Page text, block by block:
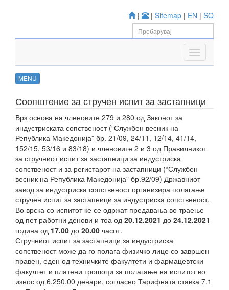
| | Sitemap | EN | SQ
MENU
Соопштение за стручен испит за застапници
Врз основа на членовите 279 и 280 од Законот за
индустриската сопственост (“Службен весник на
Република Македонија” бр. 21/09, 24/11, 12/14, 41/14,
152/15, 53/16 и 83/18) и членовите 2 и 3 од Правилникот
за стручниот испит за застапници за индустриска
сопственост и за регистарот на застапници (“Службен
весник на Република Македонија” бр.92/09) Државниот
завод за индустриска сопственост организира полагање
стручен испит за застапници за индустриска сопственост.
Во врска со испитот ќе се одржат предавања во траење
од пет работни денови и тоа од 20.12.2021 до 24.12.2021
година од 17.00 до 20.00 часот.
Стручниот испит за застапници за индустриска
сопственост може да го полага физичко лице со завршен
правен, еден од техничките факултети и фармацевтски
факултет и платени трошоци за полагање на испитот во
износ од 6.250,00 денари, согласно Тарифната ставка 7.1